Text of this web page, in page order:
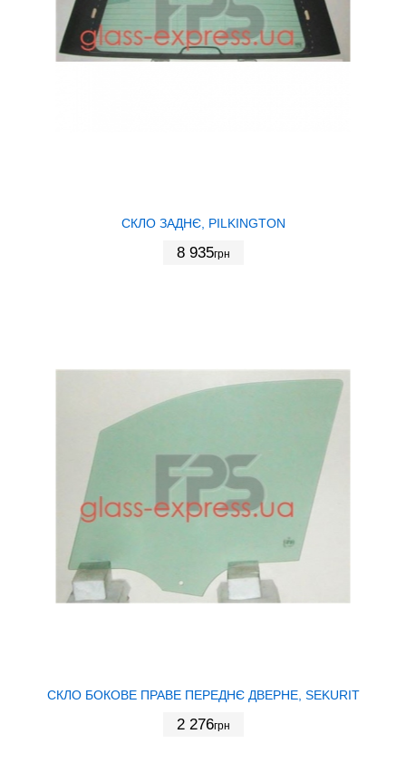
СКЛО ЗАДНЄ, PILKINGTON
8 935грн
СКЛО БОКОВЕ ПРАВЕ ПЕРЕДНЄ ДВЕРНЕ, SEKURIT
2 276грн